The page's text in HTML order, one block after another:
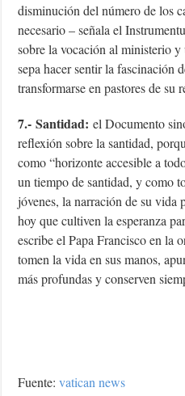
disminución del número de los
necesario – señala el
sobre la vocación al ministerio
sepa hacer sentir la fascinación
transformarse en pastores de su
7.- Santidad: el Documento
reflexión sobre la santidad,
como “horizonte accesible a
un tiempo de santidad, y como
jóvenes, la narración de su vida
hoy que cultiven la esperanza
escribe el Papa Francisco en la
tomen la vida en sus manos,
más profundas y conserven
Fuente:vatican news